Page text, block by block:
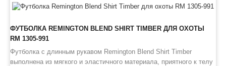
ФУТБОЛКА REMINGTON BLEND SHIRT TIMBER ДЛЯ ОХОТЫ
RM 1305-991
Футболка с длинным рукавом Remington Blend Shirt Timber
выполнена из мягкого и эластичного материала, приятного к телу